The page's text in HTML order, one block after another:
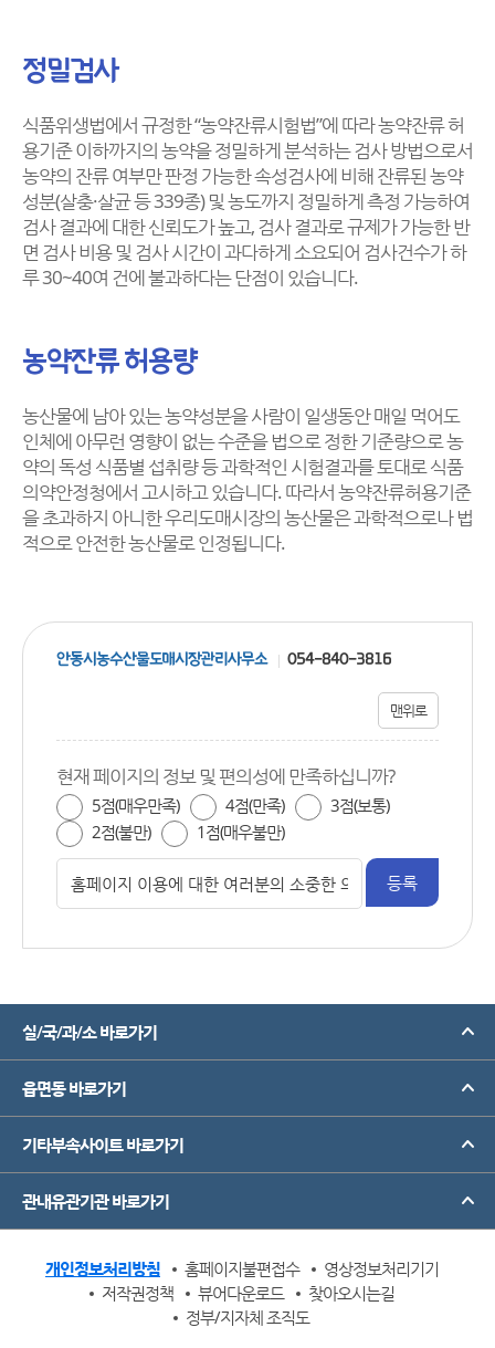
정밀검사
식품위생법에서 규정한 “농약잔류시험법”에 따라 농약잔류 허
용기준 이하까지의 농약을 정밀하게 분석하는 검사 방법으로서
농약의 잔류 여부만 판정 가능한 속성검사에 비해 잔류된 농약
성분(살충·살균 등 339종) 및 농도까지 정밀하게 측정 가능하여
검사 결과에 대한 신뢰도가 높고, 검사 결과로 규제가 가능한 반
면 검사 비용 및 검사 시간이 과다하게 소요되어 검사건수가 하
루 30~40여 건에 불과하다는 단점이 있습니다.
농약잔류 허용량
농산물에 남아 있는 농약성분을 사람이 일생동안 매일 먹어도
인체에 아무런 영향이 없는 수준을 법으로 정한 기준량으로 농
약의 독성 식품별 섭취량 등 과학적인 시험결과를 토대로 식품
의약안정청에서 고시하고 있습니다. 따라서 농약잔류허용기준
을 초과하지 아니한 우리도매시장의 농산물은 과학적으로나 법
적으로 안전한 농산물로 인정됩니다.
안동시농수산물도매시장관리사무소 054-840-3816
맨위로
현재 페이지의 정보 및 편의성에 만족하십니까?
5점(매우만족) 4점(만족)
3점(보통)
2점(불만)
1점(매우불만)
실/국/과/소 바로가기
읍면동 바로가기
기타부속사이트 바로가기
관내유관기관 바로가기
개인정보처리방침 홈페이지불편접수
영상정보처리기기
저작권정책
뷰어다운로드
찾아오시는길
정부/지자체 조직도